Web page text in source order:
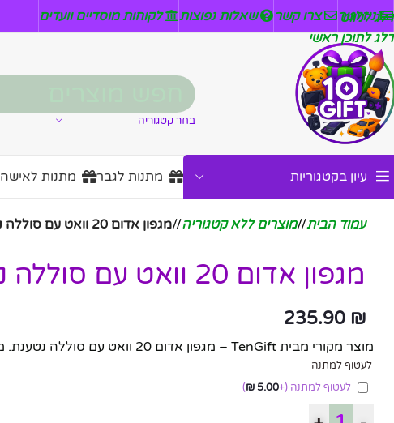
דלג לניווט
דלג לתוכן ראשי
ניזלטר צרו קשר שאלות נפוצות לקוחות מוסדיים וועדים
בחר קטגוריה
עיון בקטגוריות מתנות לגבר מתנות לאישה
עמוד הבית/ מוצרים ללא קטגוריה/ מגפון אדום 20 וואט עם סוללה נטענת
מגפון אדום 20 וואט עם סוללה נטענת
235.90 ₪
מוצר מקורי מבית TenGift – מגפון אדום 20 וואט עם סוללה נטענת. מתנה מושלמת עם שימוש מגוון.
לעטוף למתנה
לעטוף למתנה(+
5.00
₪
)